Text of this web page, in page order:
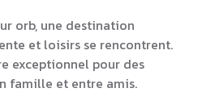
orb, une destination
et loisirs se rencontrent.
exceptionnel pour des
famille et entre amis.